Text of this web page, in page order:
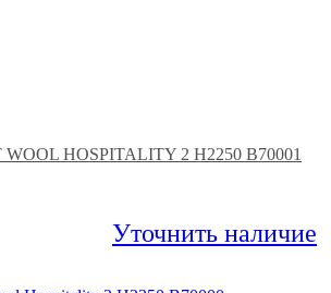
HOSPITALITY 2 H2250 B70001
Уточнить наличие